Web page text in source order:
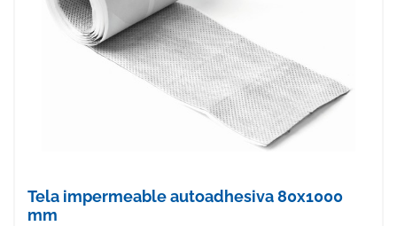
Tela impermeable autoadhesiva 80x1000
mm